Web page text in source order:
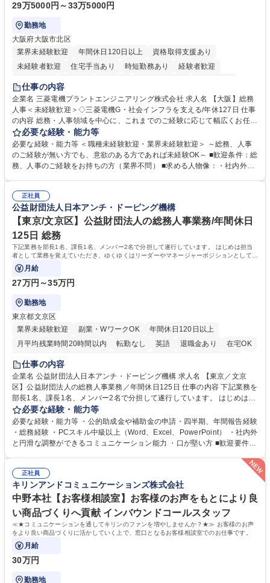
29万5000円～33万5000円
勤務地
大阪府大阪市北区
業界未経験歓迎
年間休日120日以上
資格取得支援あり
未経験者歓迎
住宅手当あり 時短勤務あり
経験者歓迎
退職金あり
駅近5分以内
土日祝休み 服装自由 寮・社宅あり 食事補助あり
仕事の内容
企業名 三菱電機プラントエンジニアリング株式会社 求人名 【大阪】総務
人事＜未経験歓迎＞◇三菱電機G・社会インフラを支える/年休127日 仕事
の内容 総務・人事領域を中心に、これまでのご経験に応じて幅広くお任せ
します。 ＜具体的には＞ ・総務/人事労務（給与・社保・勤怠管理など）
・採用・教育研修 ・福利厚生運用 など ※基本的には事務所勤務ですが、
採用や教育等の業務内容により、関西圏以外への日帰り・宿泊を伴う国内
出張もございます。 ※担当業務を持ちつつ、お互いに助け合いながら、総
必要な経験・能力等
必要な経験・能力等 ＜職種未経験歓迎・業界未経験歓迎＞ ～総務、人事
のご経験が無い方でも、意欲のある方であれば未経験OK～ ■歓迎条件：総
務、人事のご経験をお持ちの方（業界不問） ■求める人物像：・社内外の
正社員
公益財団法人日本アンチ・ドーピング機構
【東京/文京区】公益財団法人の総務人事業務/年間休日
125日 総務
下記業務を部長1名、課長1名、メンバー2名で分担して遂行しています。 はじめは担当
者として業務を覚えていただき、ゆくゆくはリーダーやマネージャーポジションとして活
躍いただくことを期待しています。
月給
27万円～35万円
勤務地
東京都文京区
業界未経験歓迎
副業・WワークOK
年間休日120日以上
月平均残業時間20時間以内
転勤なし 英語 退職金あり
在宅OK
賞与あり
育休あり
食事補助あり
仕事の内容
企業名 公益財団法人日本アンチ・ドーピング機構 求人名 【東京／文京
区】公益財団法人の総務人事業務／年間休日125日 仕事の内容 下記業務を
部長1名、課長1名、メンバー2名で分担して遂行しています。 はじめは担
当者として業務を覚えていただき、ゆくゆくはリーダーやマネージャーポ
ジションとして活躍いただくことを期待しています。 【総務・人事グルー
プの業務内容】 ・人事制度関連 ・採用活動 ・教育研修の企画、実行 ・勤
怠管理 ・官公庁への各種提出 ・法定の会議運営（評議員会、理事会） ・
連 ・衛生管理 ・防災関連・公的助成金の管理・オフィス、ファシリティ
管理 ・福利厚生関連 ・職員からの問合せ、相談対応 ・その他日常の総務
業務全般 募集職種 【東京／文京区】公益財団法人の総務人事業務／年間
休日125日
必要な経験・能力等
必要な経験・能力等 ・公的助成金や補助金の申請・四半期、年間報告経験
・総務経験 ・PCスキル中級以上（Word、Excel、PowerPoint） ・社内外
と円滑な調整ができるコミュニケーション能力 ・口が堅い方 ■歓迎要件
正社員
キリンアンドコミュニケーションズ株式会社
中野本社【お客様相談室】お客様のお声をもとにより良
い商品づくりへ貢献 インバウンドコールスタッフ
≪★コミュニケーションを通してキリンのファンを増やしませんか？★≫ お客様のお声
をより良い商品づくりに活かしていく上で、窓口となるお客様相談室でのお仕事です。
月給
30万円
勤務地